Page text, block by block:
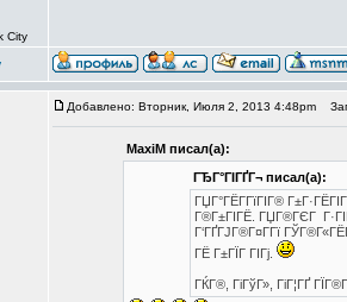
City
Добавлено: Вторник, Июля 2, 2013 4:48pm
MaxiM писал(а):
ГЂГ°ГІГҐГ¬ писал(а):
ГЏГ°ГЁГ­ГїГІГ®
Г®Г±ГІГЁ. ГЏГ®ГЄГ
Г‘ГҐГЈГ®Г¤Г­Гї
ГЁ Г±ГЇГ ГІГј.
ГЌГ®, ГіГўГ», ГіГ¦ГҐ